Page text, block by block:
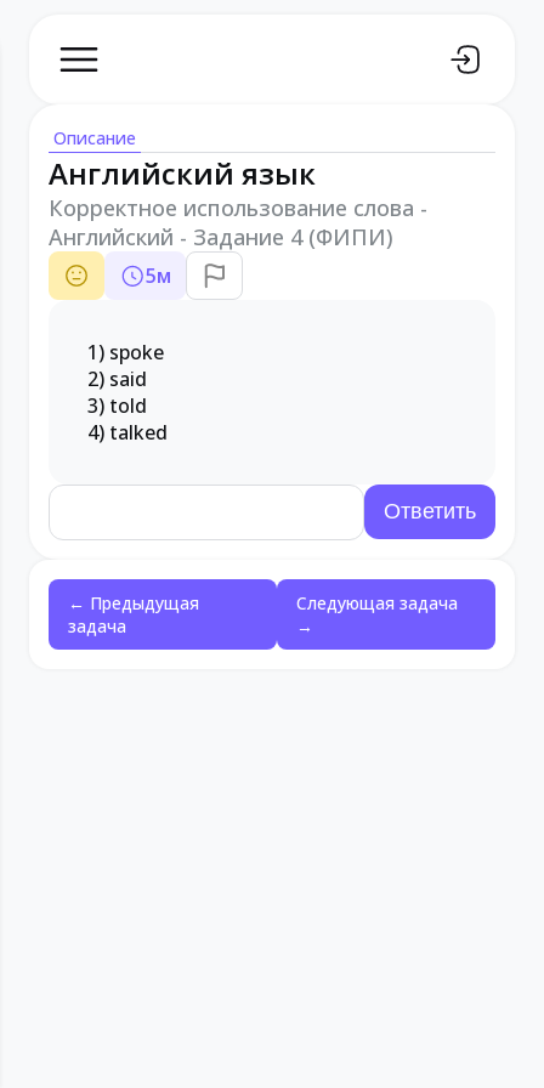
Описание
Английский язык
Корректное использование слова -
Английский - Задание 4 (ФИПИ)
5м
1) spoke
2) said
3) told
4) talked
← Предыдущая
задача
Следующая задача
→